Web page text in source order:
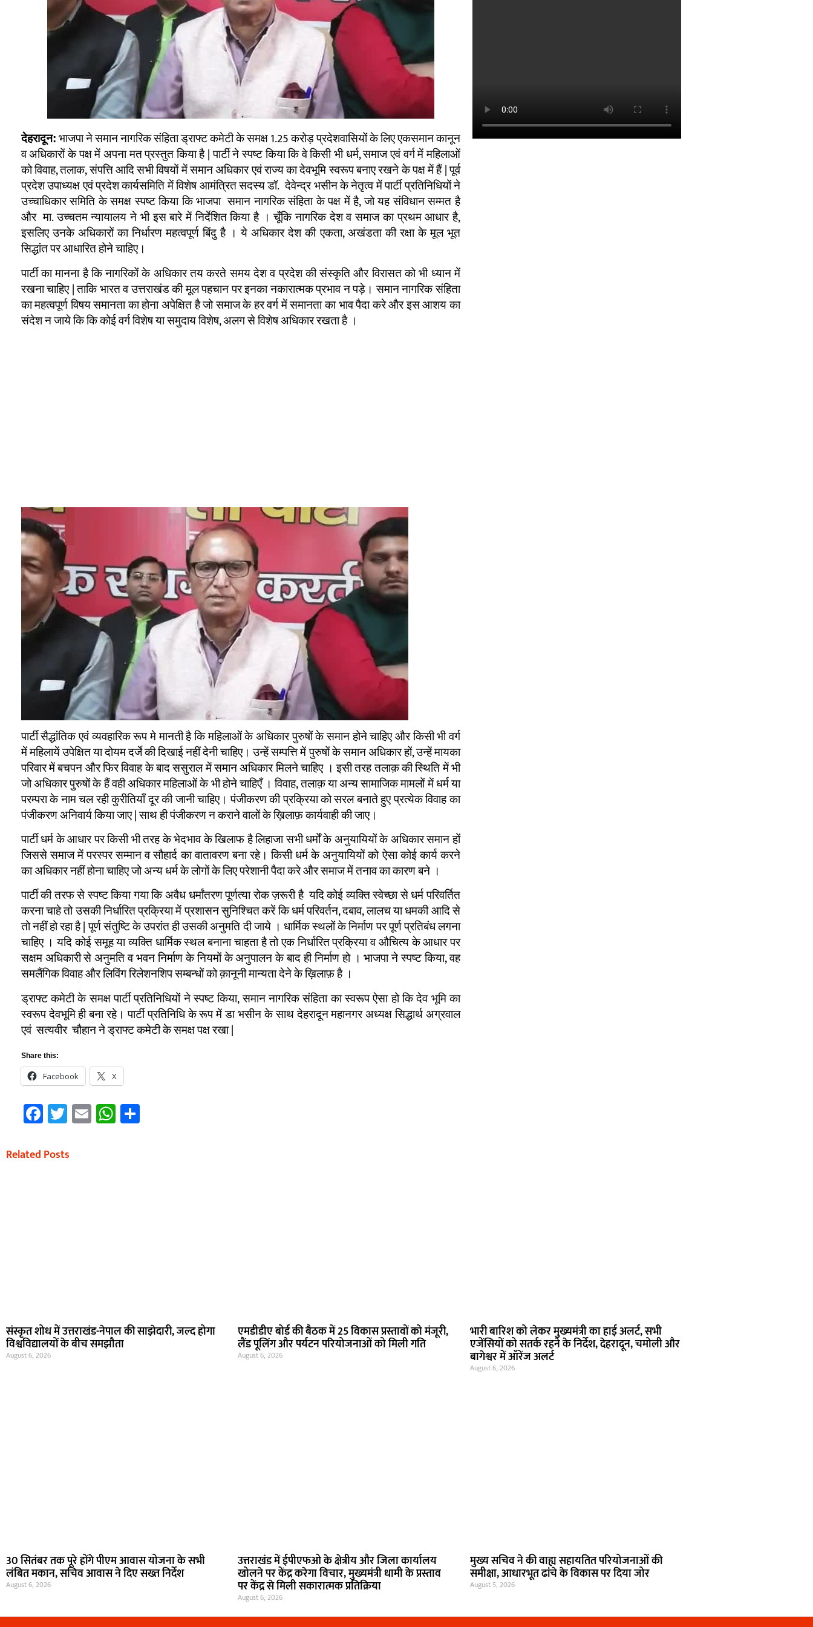
देहरादून: भाजपा ने समान नागरिक संहिता ड्राफ्ट कमेटी के समक्ष 1.25 करोड़ प्रदेशवासियों के लिए एकसमान कानून
व अधिकारों के पक्ष में अपना मत प्रस्तुत किया है | पार्टी ने स्पष्ट किया कि वे किसी भी धर्म, समाज एवं वर्ग में महिलाओं
को विवाह, तलाक, संपत्ति आदि सभी विषयों में समान अधिकार एवं राज्य का देवभूमि स्वरूप बनाए रखने के पक्ष में हैं | पूर्व
प्रदेश उपाध्यक्ष एवं प्रदेश कार्यसमिति में विशेष आमंत्रित सदस्य डॉ. देवेन्द्र भसीन के नेतृत्व में पार्टी प्रतिनिधियों ने
उच्चाधिकार समिति के समक्ष स्पष्ट किया कि भाजपा समान नागरिक संहिता के पक्ष में है, जो यह संविधान सम्मत है
और मा. उच्चतम न्यायालय ने भी इस बारे में निर्देशित किया है । चूँकि नागरिक देश व समाज का प्रथम आधार है,
इसलिए उनके अधिकारों का निर्धारण महत्वपूर्ण बिंदु है । ये अधिकार देश की एकता, अखंडता की रक्षा के मूल भूत
सिद्धांत पर आधारित होने चाहिए।
पार्टी का मानना है कि नागरिकों के अधिकार तय करते समय देश व प्रदेश की संस्कृति और विरासत को भी ध्यान में
रखना चाहिए | ताकि भारत व उत्तराखंड की मूल पहचान पर इनका नकारात्मक प्रभाव न पड़े। समान नागरिक संहिता
का महत्वपूर्ण विषय समानता का होना अपेक्षित है जो समाज के हर वर्ग में समानता का भाव पैदा करे और इस आशय का
संदेश न जाये कि कि कोई वर्ग विशेष या समुदाय विशेष, अलग से विशेष अधिकार रखता है ।
पार्टी सैद्धांतिक एवं व्यवहारिक रूप मे मानती है कि महिलाओं के अधिकार पुरुषों के समान होने चाहिए और किसी भी वर्ग
में महिलायें उपेक्षित या दोयम दर्जे की दिखाई नहीं देनी चाहिए। उन्हें सम्पत्ति में पुरुषों के समान अधिकार हों, उन्हें मायका
परिवार में बचपन और फिर विवाह के बाद ससुराल में समान अधिकार मिलने चाहिए । इसी तरह तलाक़ की स्थिति में भी
जो अधिकार पुरुषों के हैं वही अधिकार महिलाओं के भी होने चाहिएँ । विवाह, तलाक़ या अन्य सामाजिक मामलों में धर्म या
परम्परा के नाम चल रही कुरीतियाँ दूर की जानी चाहिए। पंजीकरण की प्रक्रिया को सरल बनाते हुए प्रत्येक विवाह का
पंजीकरण अनिवार्य किया जाए | साथ ही पंजीकरण न कराने वालों के ख़िलाफ़ कार्यवाही की जाए।
पार्टी धर्म के आधार पर किसी भी तरह के भेदभाव के खिलाफ है लिहाजा सभी धर्मों के अनुयायियों के अधिकार समान हों
जिससे समाज में परस्पर सम्मान व सौहार्द का वातावरण बना रहे। किसी धर्म के अनुयायियों को ऐसा कोई कार्य करने
का अधिकार नहीं होना चाहिए जो अन्य धर्म के लोगों के लिए परेशानी पैदा करे और समाज में तनाव का कारण बने ।
पार्टी की तरफ से स्पष्ट किया गया कि अवैध धर्मांतरण पूर्णत्या रोक ज़रूरी है यदि कोई व्यक्ति स्वेच्छा से धर्म परिवर्तित
करना चाहे तो उसकी निर्धारित प्रक्रिया में प्रशासन सुनिश्चित करें कि धर्म परिवर्तन, दबाव, लालच या धमकी आदि से
तो नहीं हो रहा है | पूर्ण संतुष्टि के उपरांत ही उसकी अनुमति दी जाये । धार्मिक स्थलों के निर्माण पर पूर्ण प्रतिबंध लगना
चाहिए । यदि कोई समूह या व्यक्ति धार्मिक स्थल बनाना चाहता है तो एक निर्धारित प्रक्रिया व औचित्य के आधार पर
सक्षम अधिकारी से अनुमति व भवन निर्माण के नियमों के अनुपालन के बाद ही निर्माण हो । भाजपा ने स्पष्ट किया, वह
समलैंगिक विवाह और लिविंग रिलेशनशिप सम्बन्धों को क़ानूनी मान्यता देने के ख़िलाफ़ है ।
ड्राफ्ट कमेटी के समक्ष पार्टी प्रतिनिधियों ने स्पष्ट किया, समान नागरिक संहिता का स्वरूप ऐसा हो कि देव भूमि का
स्वरूप देवभूमि ही बना रहे। पार्टी प्रतिनिधि के रूप में डा भसीन के साथ देहरादून महानगर अध्यक्ष सिद्धार्थ अग्रवाल
एवं सत्यवीर चौहान ने ड्राफ्ट कमेटी के समक्ष पक्ष रखा |
Share this:
Facebook X
Facebook
Twitter
EmailWhatsApp
Share
Related Posts
संस्कृत शोध में उत्तराखंड-नेपाल की साझेदारी, जल्द होगा
विश्वविद्यालयों के बीच समझौता
August 6, 2026
एमडीडीए बोर्ड की बैठक में 25 विकास प्रस्तावों को मंजूरी,
लैंड पूलिंग और पर्यटन परियोजनाओं को मिली गति
August 6, 2026
भारी बारिश को लेकर मुख्यमंत्री का हाई अलर्ट, सभी
एजेंसियों को सतर्क रहने के निर्देश, देहरादून, चमोली और
बागेश्वर में ऑरेंज अलर्ट
August 6, 2026
30 सितंबर तक पूरे होंगे पीएम आवास योजना के सभी
लंबित मकान, सचिव आवास ने दिए सख्त निर्देश
August 6, 2026
उत्तराखंड में ईपीएफओ के क्षेत्रीय और जिला कार्यालय
खोलने पर केंद्र करेगा विचार, मुख्यमंत्री धामी के प्रस्ताव
पर केंद्र से मिली सकारात्मक प्रतिक्रिया
August 6, 2026
मुख्य सचिव ने की वाह्य सहायतित परियोजनाओं की
समीक्षा, आधारभूत ढांचे के विकास पर दिया जोर
August 5, 2026